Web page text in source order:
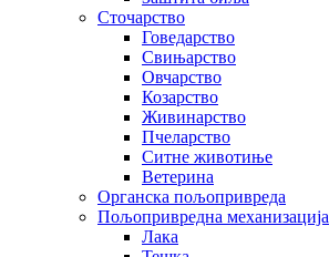
Сточарство
Говедарство
Свињарство
Овчарство
Козарство
Живинарство
Пчеларство
Ситне животиње
Ветерина
Органска пољопривреда
Пољопривредна механизација
Лака